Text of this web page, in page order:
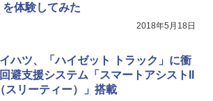
を体験してみた
2018年5月18日
ハツ、「ハイゼット トラック」に衝
避支援システム「スマートアシストII
スリーティー）」搭載